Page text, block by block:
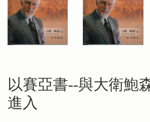
以賽亞書--與大衛鮑
進入